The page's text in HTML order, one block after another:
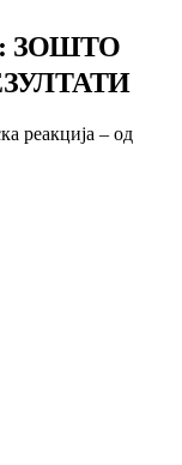
ЗОШТО
реакција – од